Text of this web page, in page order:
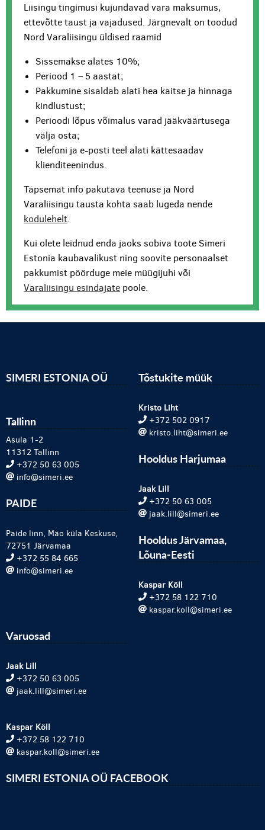
Liisingu tingimusi kujundavad vara maksumus,
ettevõtte taust ja vajadused. Järgnevalt on toodud
Nord Varaliisingu üldised raamid
Sissemakse alates 10%;
Periood 1 – 5 aastat;
Pakkumine sisaldab alati hea kaitse ja hinnaga
kindlustust;
Perioodi lõpus võimalus varad jääkväärtusega
välja osta;
Telefoni ja e-posti teel alati kättesaadav
klienditeenindus.
Täpsemat info pakutava teenuse ja Nord
Varaliisingu tausta kohta saab lugeda nende
kodulehelt.
Kui olete leidnud enda jaoks sobiva toote Simeri
Estonia kaubavalikust ning soovite personaalset
pakkumist pöörduge meie müügijuhi või
Varaliisingu esindajate poole.
SIMERI ESTONIA OÜ
Tallinn
Asula 1-2
11312 Tallinn
+372 50 63 005
info@simeri.ee
PAIDE
Paide linn, Mäo küla Keskuse,
72751 Järvamaa
+372 55 84 665
info@simeri.ee
Tõstukite müük
Kristo Liht
+372 502 0917
kristo.liht@simeri.ee
Hooldus Harjumaa
Jaak Lill
+372 50 63 005
jaak.lill@simeri.ee
Hooldus Järvamaa,
Lõuna-Eesti
Kaspar Köll
+372 58 122 710
kaspar.koll@simeri.ee
Varuosad
Jaak Lill
+372 50 63 005
jaak.lill@simeri.ee
Kaspar Köll
+372 58 122 710
kaspar.koll@simeri.ee
SIMERI ESTONIA OÜ FACEBOOK